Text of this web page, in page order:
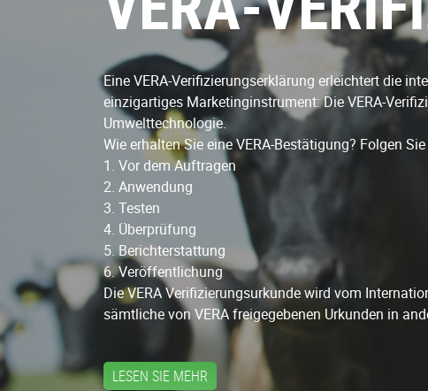
Eine VERA-Verifizierungserklärung erleichtert die
einzigartiges Marketinginstrument: Die VERA-
Umwelttechnologie.
Wie erhalten Sie eine VERA-Bestätigung? Folgen
1. Vor dem Auftragen
2. Anwendung
3. Testen
4. Überprüfung
5. Berichterstattung
6. Veröffentlichung
Die VERA Verifizierungsurkunde wird vom
sämtliche von VERA freigegebenen Urkunden in
LESEN SIE MEHR